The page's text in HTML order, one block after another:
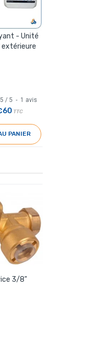
- Unité
5 / 5 - 1 avis
TTC
PANIER
3/8"